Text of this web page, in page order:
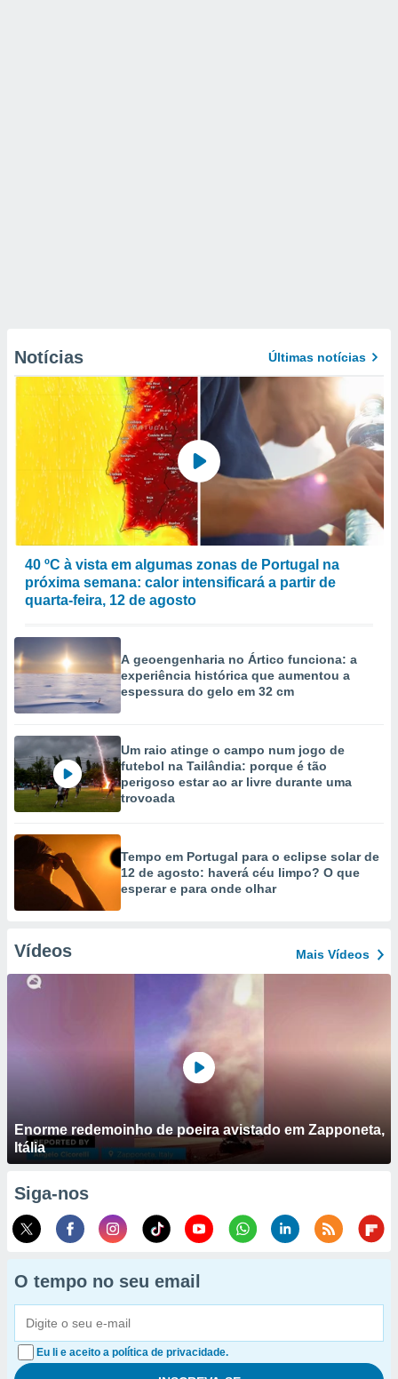
Notícias Últimas notícias
40 ºC à vista em algumas zonas de Portugal na
próxima semana: calor intensificará a partir de
quarta-feira, 12 de agosto
A geoengenharia no Ártico funciona: a
experiência histórica que aumentou a
espessura do gelo em 32 cm
Um raio atinge o campo num jogo de
futebol na Tailândia: porque é tão
perigoso estar ao ar livre durante uma
trovoada
Tempo em Portugal para o eclipse solar de
12 de agosto: haverá céu limpo? O que
esperar e para onde olhar
Vídeos Mais Vídeos
Enorme redemoinho de poeira avistado em Zapponeta,
Itália
Siga-nos
O tempo no seu email
Eu li e aceito a política de privacidade.